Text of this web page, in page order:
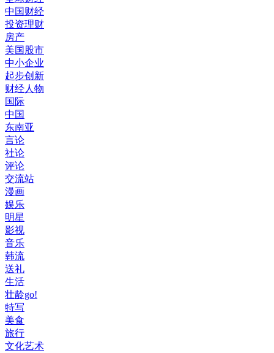
中国财经
投资理财
房产
美国股市
中小企业
起步创新
财经人物
国际
中国
东南亚
言论
社论
评论
交流站
漫画
娱乐
明星
影视
音乐
韩流
送礼
生活
壮龄go!
特写
美食
旅行
文化艺术